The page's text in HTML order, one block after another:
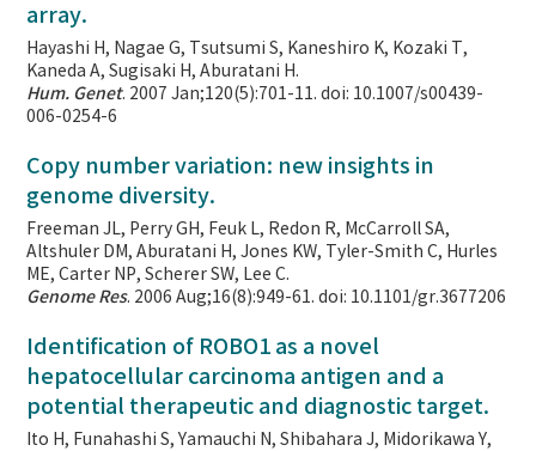
array.
Hayashi H, Nagae G, Tsutsumi S, Kaneshiro K, Kozaki T,
Kaneda A, Sugisaki H, Aburatani H.
Hum. Genet. 2007 Jan;120(5):701-11. doi: 10.1007/s00439-
006-0254-6
Copy number variation: new insights in
genome diversity.
Freeman JL, Perry GH, Feuk L, Redon R, McCarroll SA,
Altshuler DM, Aburatani H, Jones KW, Tyler-Smith C, Hurles
ME, Carter NP, Scherer SW, Lee C.
Genome Res. 2006 Aug;16(8):949-61. doi: 10.1101/gr.3677206
Identification of ROBO1 as a novel
hepatocellular carcinoma antigen and a
potential therapeutic and diagnostic target.
Ito H, Funahashi S, Yamauchi N, Shibahara J, Midorikawa Y,